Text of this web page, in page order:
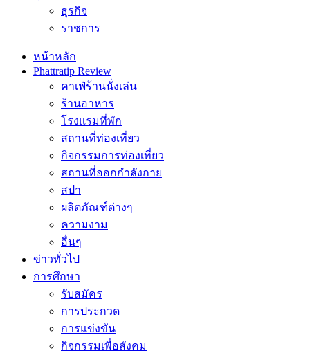
ธุรกิจ
ราชการ
หน้าหลัก
Phattratip Review
คาเฟ่ร้านนั่งเล่น
ร้านอาหาร
โรงแรมที่พัก
สถานที่ท่องเที่ยว
กิจกรรมการท่องเที่ยว
สถานที่ออกกำลังกาย
สปา
ผลิตภัณฑ์ต่างๆ
ความงาม
อื่นๆ
ข่าวทั่วไป
การศึกษา
รับสมัคร
การประกวด
การแข่งขัน
กิจกรรมเพื่อสังคม